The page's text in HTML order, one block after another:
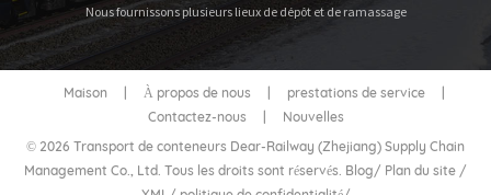
Nous fournissons plusieurs lieux de dépôt et de ramassage
Maison À propos de nous prestations de service
Contactez-nous
Nouvelles
© 2026 Transport de conteneurs Dear-Railway (Zhejiang) Supply Chain
Management Co., Ltd. Tous les droits sont réservés. Blog/ Plan du site /